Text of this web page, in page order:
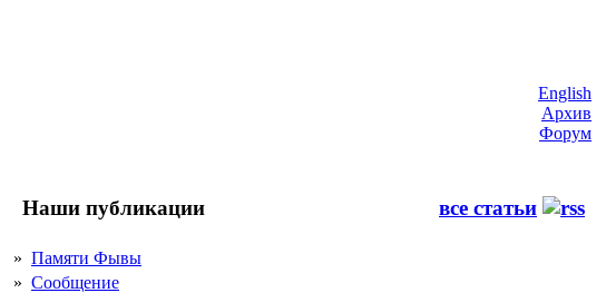
English
Архив
Форум
Наши публикации все статьи
» Памяти Фывы
» Сообщение